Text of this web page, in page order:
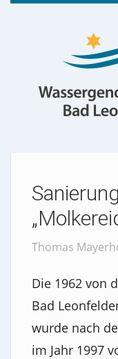
Thomas
Die 1962 von
Bad
wurde nach
im Jahr 1997